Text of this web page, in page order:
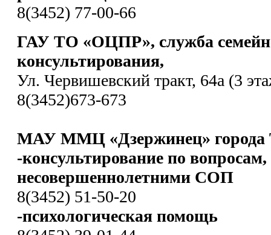
8(3452) 77-00-66
ГАУ ТО «ОЦПР», служба
консультирования,
Ул. Червишевский тракт, 64а (3
8(3452)673-673
МАУ ММЦ «Дзержинец» города
-консультирование по
несовершеннолетними СОП
8(3452) 51-50-20
-психологическая помощь